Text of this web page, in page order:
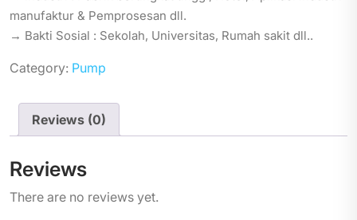
manufaktur & Pemprosesan dll.
→ Bakti Sosial : Sekolah, Universitas, Rumah sakit dll..
Category: Pump
Reviews (0)
Reviews
There are no reviews yet.